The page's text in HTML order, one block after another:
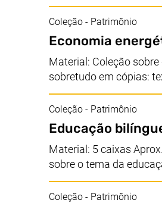
Economia
Coleção - Patrimônio
Material: Coleção
sobretudo em cópias:
Educação
Coleção - Patrimônio
Material: 5 caixas
sobre o tema da
Coleção - Patrimônio